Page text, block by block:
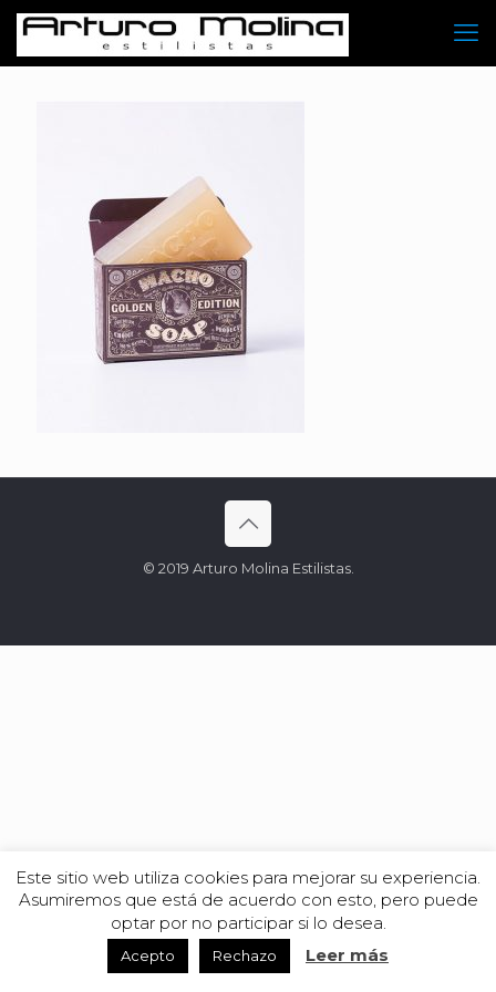
© 2019 Arturo Molina Estilistas.
Este sitio web utiliza cookies para mejorar su experiencia.
Asumiremos que está de acuerdo con esto, pero puede
optar por no participar si lo desea.
Acepto Rechazo Leer más